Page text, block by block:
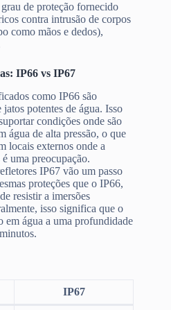
de proteção fornecido
contra intrusão de corpos
como mãos e dedos),
IP66 vs IP67
como IP66 são
potentes de água. Isso
condições onde são
água de alta pressão, o que
locais externos onde a
uma preocupação.
IP67 vão um passo
proteções que o IP66,
resistir a imersões
isso significa que o
em água a uma profundidade
IP67